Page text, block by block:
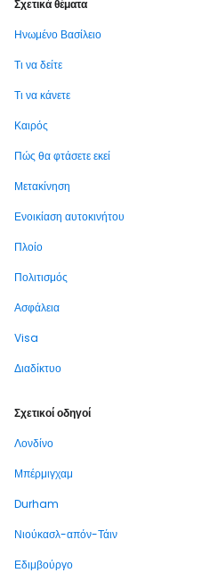
Σχετικά θέματα
Ηνωμένο Βασίλειο
Τι να δείτε
Τι να κάνετε
Καιρός
Πώς θα φτάσετε εκεί
Μετακίνηση
Ενοικίαση αυτοκινήτου
Πλοίο
Πολιτισμός
Ασφάλεια
Visa
Διαδίκτυο
Σχετικοί οδηγοί
Λονδίνο
Μπέρμιγχαμ
Durham
Νιούκασλ-απόν-Τάιν
Εδιμβούργο